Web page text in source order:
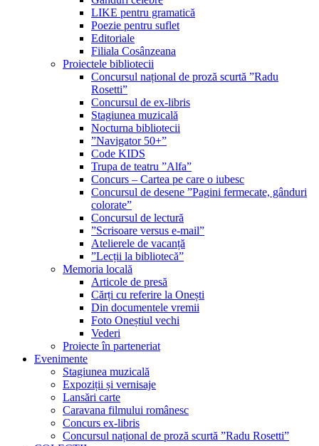
LIKE pentru gramatică
Poezie pentru suflet
Editoriale
Filiala Cosânzeana
Proiectele bibliotecii
Concursul național de proză scurtă ”Radu
Rosetti”
Concursul de ex-libris
Stagiunea muzicală
Nocturna bibliotecii
”Navigator 50+”
Code KIDS
Trupa de teatru ”Alfa”
Concurs – Cartea pe care o iubesc
Concursul de desene ”Pagini fermecate, gânduri
colorate”
Concursul de lectură
”Scrisoare versus e-mail”
Atelierele de vacanță
”Lecții la bibliotecă”
Memoria locală
Articole de presă
Cărți cu referire la Onești
Din documentele vremii
Foto Oneștiul vechi
Vederi
Proiecte în parteneriat
Evenimente
Stagiunea muzicală
Expoziții și vernisaje
Lansări carte
Caravana filmului românesc
Concurs ex-libris
Concursul național de proză scurtă ”Radu Rosetti”